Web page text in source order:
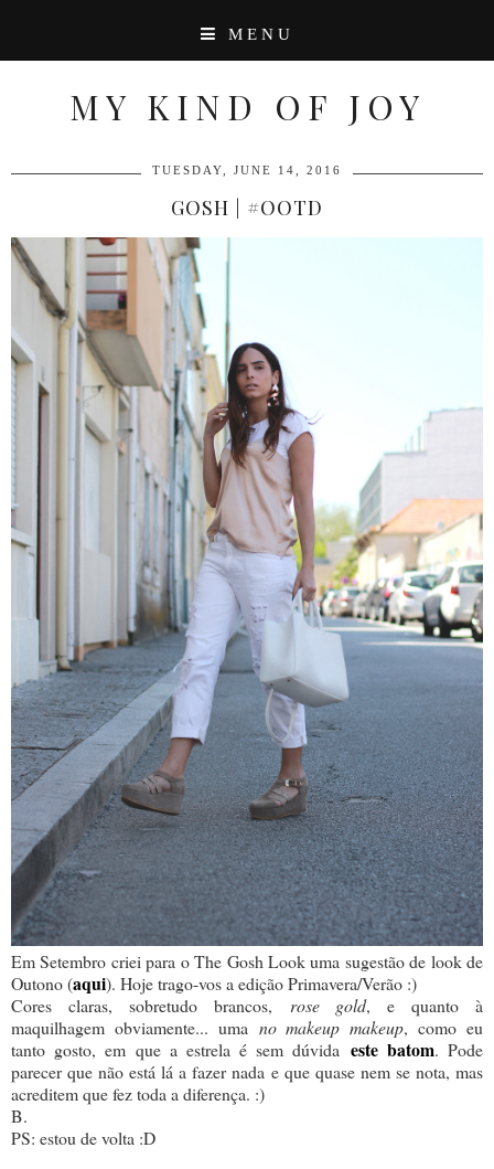
MENU
MY KIND OF JOY
TUESDAY, JUNE 14, 2016
GOSH | #OOTD
Em Setembro criei para o The Gosh Look uma sugestão de look de
Outono (aqui). Hoje trago-vos a edição Primavera/Verão :)
Cores claras, sobretudo brancos, rose gold, e quanto à
maquilhagem obviamente... uma no makeup makeup, como eu
tanto gosto, em que a estrela é sem dúvida este batom. Pode
parecer que não está lá a fazer nada e que quase nem se nota, mas
acreditem que fez toda a diferença. :)
B.
PS: estou de volta :D